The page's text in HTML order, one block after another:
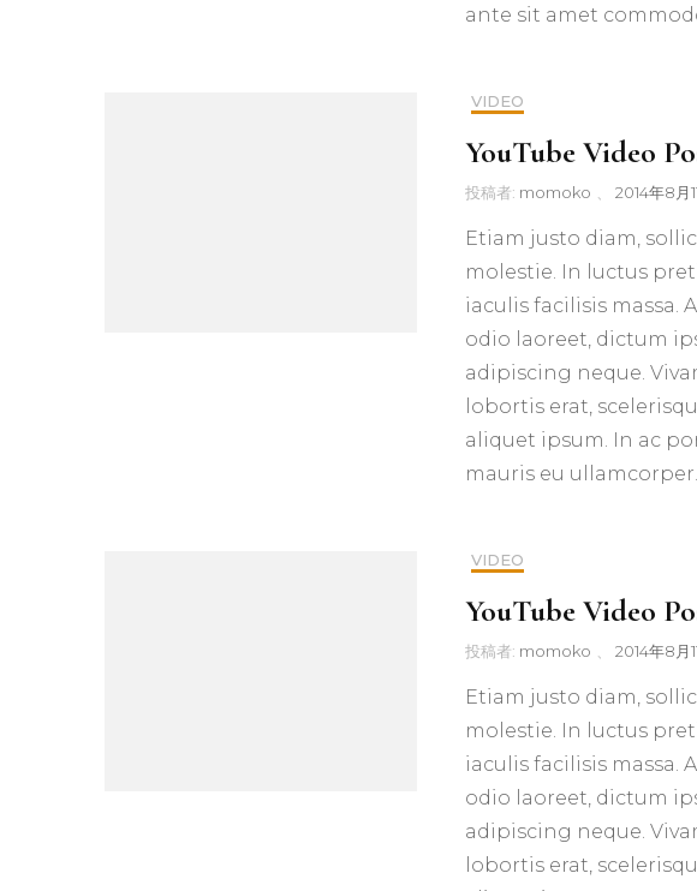
ante sit amet
VIDEO
YouTube Video
投稿者: momoko 2014年8月
Etiam justo diam,
molestie. In luctus
iaculis facilisis massa.
odio laoreet, dictum
adipiscing neque.
lobortis erat,
aliquet ipsum. In ac
mauris eu
VIDEO
YouTube Video
投稿者: momoko 2014年8月
Etiam justo diam,
molestie. In luctus
iaculis facilisis massa.
odio laoreet, dictum
adipiscing neque.
lobortis erat,